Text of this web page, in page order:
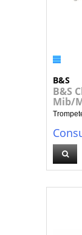
B&S
B&S
Mib/